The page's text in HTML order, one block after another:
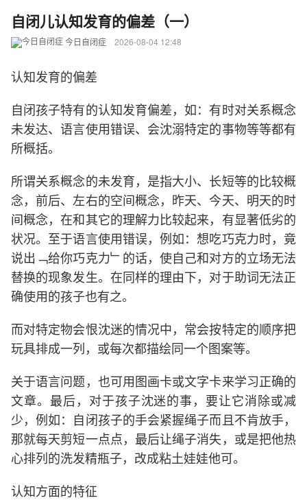
自闭儿认知发育的偏差（一）
今日自闭症 2026-08-04 12:48
认知发育的偏差
自闭孩子特有的认知发育偏差，如：有时对关系概念
未发达、语言使用错误、会沈溺特定的事物等等都有
所概括。
所谓关系概念的未发育，是指大小、长短等的比较概
念，前后、左右的空间概念，昨天、今天、明天的时
间概念，在和其它的理解力比较起来，有显著低劣的
状况。至于语言使用错误，例如：想吃巧克力时，竟
说出﹁给你巧克力﹂的话，使自己和对方的立场无法
替换的现象发生。在同样的理由下，对于助词无法正
确使用的孩子也有之。
而对特定物会恨沈迷的情况中，常会按特定的顺序把
玩具排成一列，或每次都描绘同一个图案等。
关于语言问题，也可用图画卡或文字卡来学习正确的
文章。最后，对于孩子沈迷的事，要让它消除或减
少，例如：自闭孩子的手会紧握绳子而且不肯放手，
那就每天剪短一点点，最后让绳子消失，或是把他热
心排列的洗发精瓶子，改成粘土娃娃他可。
认知方面的特征